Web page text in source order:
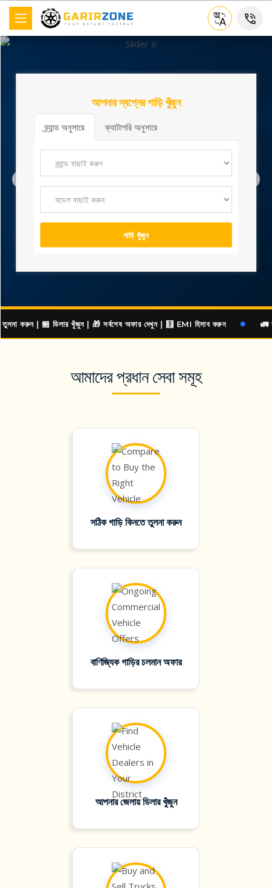
বাণিজ্যিক যান
ডিলার খুঁজুন
Item
আপনার স্বপ্নের গাড়ি খুঁজুন
ব্র্যান্ড অনুসারে ক্যাটাগরি অনুসারে
গাড়ি খুঁজুন
| 🏪 ডিলার খুঁজুন | 🎁 সর্বশেষ অফার দেখুন | 🧮 EMI হিসাব করুন 🚛 স্বাগতম
আমাদের প্রধান সেবা সমূহ
সঠিক গাড়ি কিনতে তুলনা করুন
বাণিজ্যিক গাড়ির চলমান অফার
আপনার জেলায় ডিলার খুঁজুন